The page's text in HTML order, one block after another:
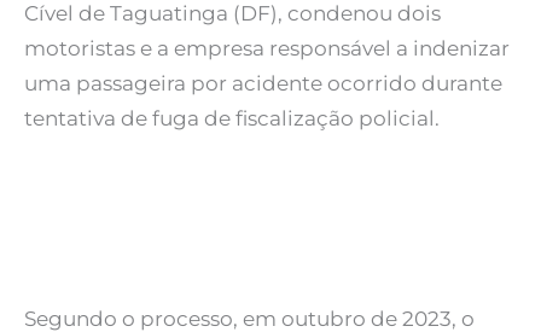
Cível de Taguatinga (DF), condenou dois
motoristas e a empresa responsável a indenizar
uma passageira por acidente ocorrido durante
tentativa de fuga de fiscalização policial.
Segundo o processo, em outubro de 2023, o